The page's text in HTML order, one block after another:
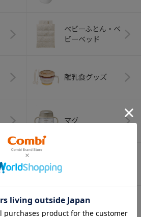
ベビーふとん・ベ
ビーベッド
離乳食グッズ
マグ
ベビートイ